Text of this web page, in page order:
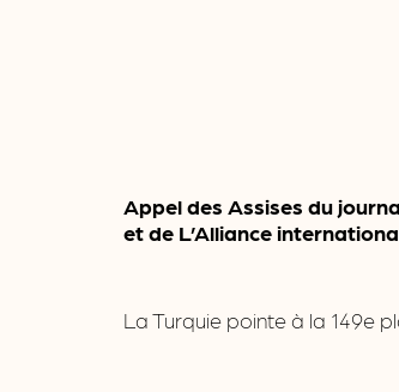
Appel des Assises du
et de L’Alliance
La Turquie pointe à la 149e